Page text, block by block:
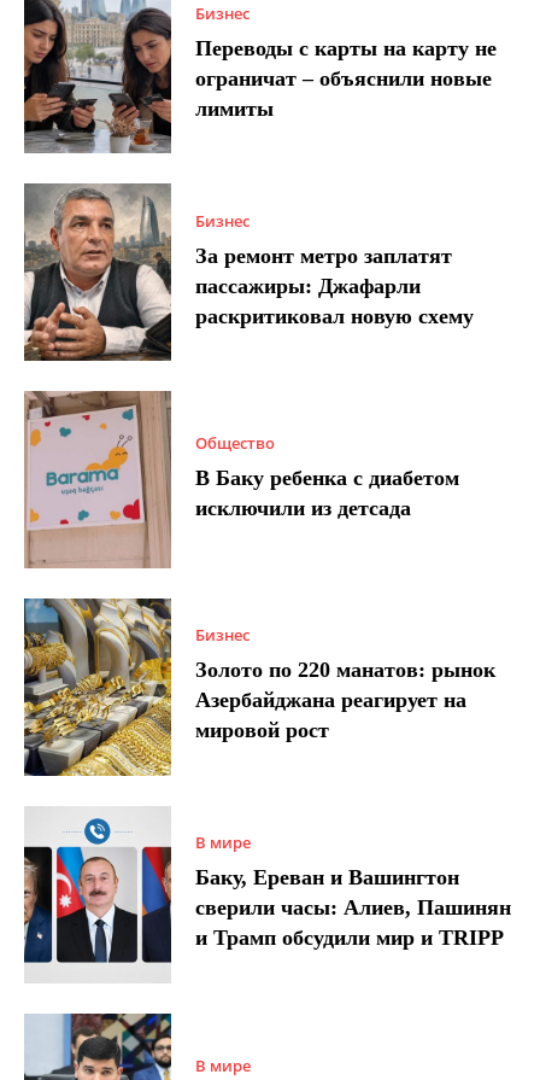
Бизнес
Переводы с карты на карту не
ограничат – объяснили новые
лимиты
Бизнес
За ремонт метро заплатят
пассажиры: Джафарли
раскритиковал новую схему
Общество
В Баку ребенка с диабетом
исключили из детсада
Бизнес
Золото по 220 манатов: рынок
Азербайджана реагирует на
мировой рост
В мире
Баку, Ереван и Вашингтон
сверили часы: Алиев, Пашинян
и Трамп обсудили мир и TRIPP
В мире